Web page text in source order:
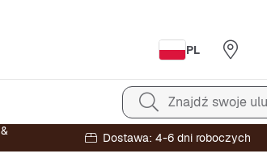
PL
Znajdź swoje
Dostawa: 4-6 dni roboczych